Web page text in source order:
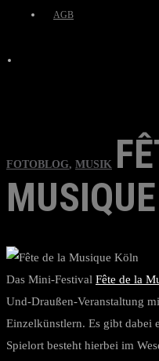
AGB
FOTOBLOG, MUSIK
Das Mini-Festival Fête de la
Und-Draußen-Veranstaltung
Einzelkünstlern. Es gibt dabei
Spielort besteht hierbei im